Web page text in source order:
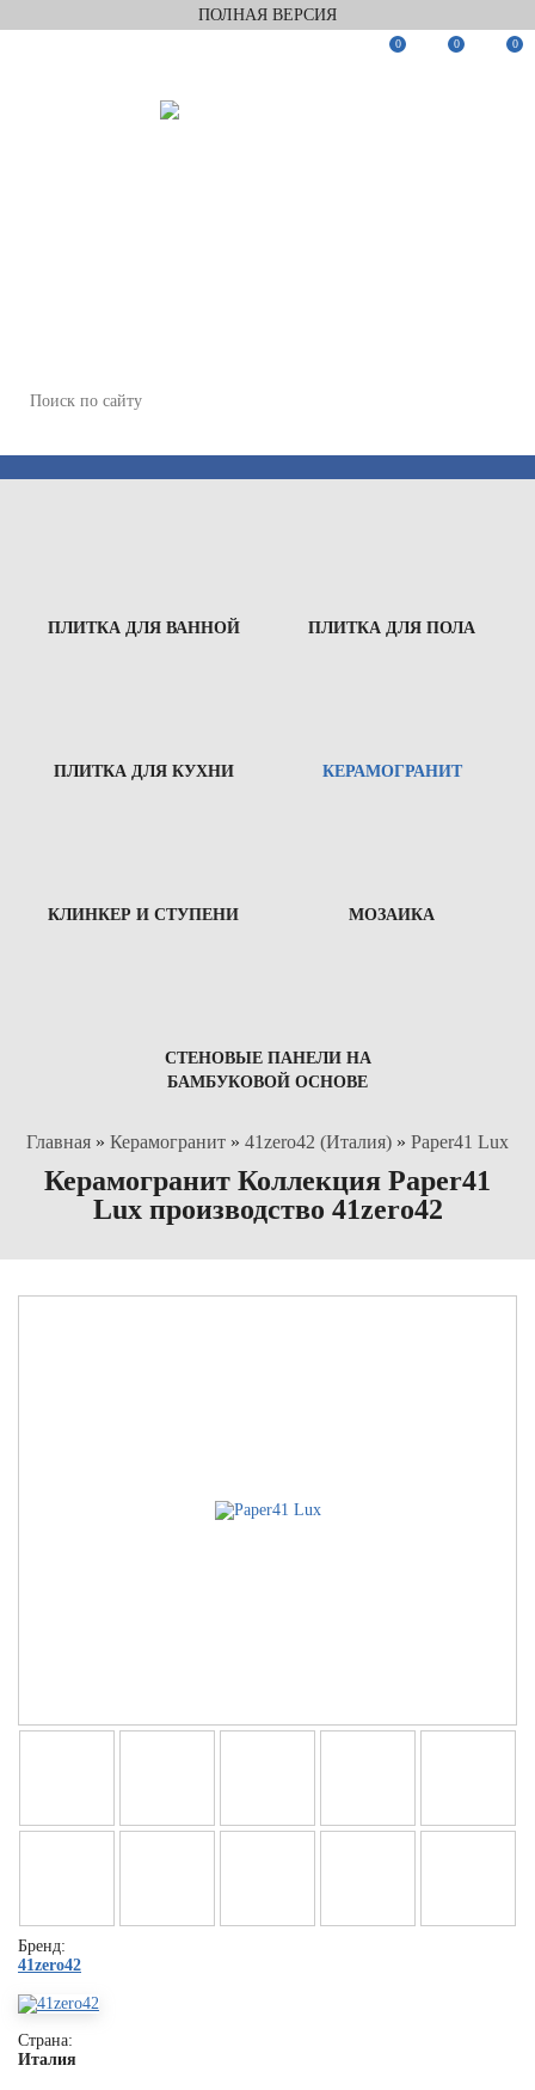
ПОЛНАЯ ВЕРСИЯ
0 0 0
ПЛИТКА ДЛЯ ВАННОЙ ПЛИТКА ДЛЯ ПОЛА
ПЛИТКА ДЛЯ КУХНИ КЕРАМОГРАНИТ
КЛИНКЕР И СТУПЕНИ МОЗАИКА
СТЕНОВЫЕ ПАНЕЛИ НА
БАМБУКОВОЙ ОСНОВЕ
Главная » Керамогранит » 41zero42 (Италия) » Paper41 Lux
Керамогранит Коллекция Paper41
Lux производство 41zero42
Бренд:
41zero42
Страна:
Италия